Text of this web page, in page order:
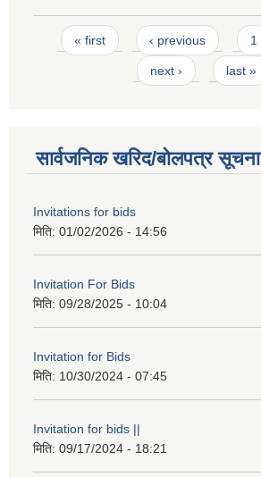
Pages
« first ‹ previous 1
next › last »
सार्वजनिक खरिद/बोलपत्र सूचना
Invitations for bids
मिति: 01/02/2026 - 14:56
Invitation For Bids
मिति: 09/28/2025 - 10:04
Invitation for Bids
मिति: 10/30/2024 - 07:45
Invitation for bids ||
मिति: 09/17/2024 - 18:21